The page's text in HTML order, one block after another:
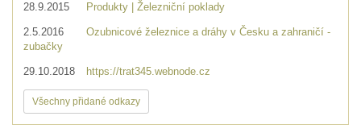
28.9.2015 Produkty | Železniční poklady
2.5.2016
Ozubnicové železnice a dráhy v Česku a zahraničí -
zubačky
29.10.2018 https://trat345.webnode.cz
Všechny přidané odkazy